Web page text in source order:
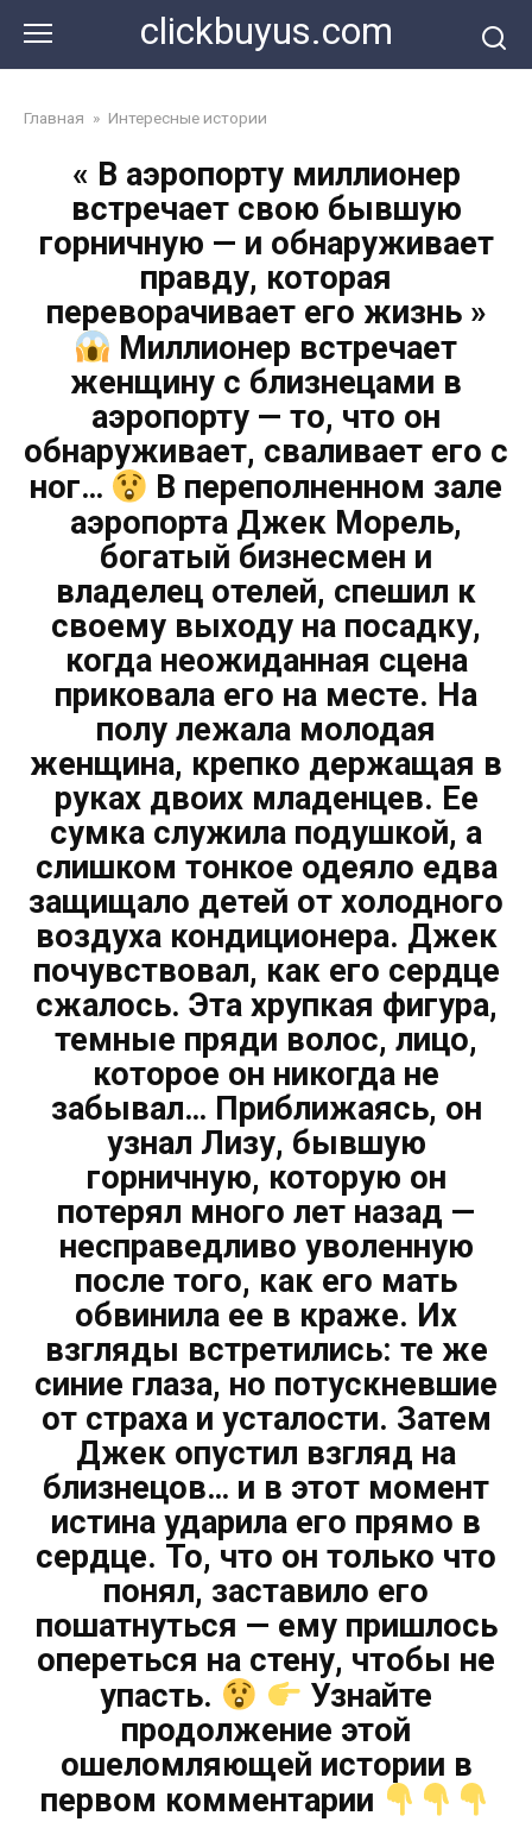
контенту
clickbuyus.com
Главная » Интересные истории
« В аэропорту миллионер
встречает свою бывшую
горничную — и обнаруживает
правду, которая
переворачивает его жизнь »
Миллионер встречает
женщину с близнецами в
аэропорту — то, что он
обнаруживает, сваливает его с
ног…
В переполненном зале
аэропорта Джек Морель,
богатый бизнесмен и
владелец отелей, спешил к
своему выходу на посадку,
когда неожиданная сцена
приковала его на месте. На
полу лежала молодая
женщина, крепко держащая в
руках двоих младенцев. Ее
сумка служила подушкой, а
слишком тонкое одеяло едва
защищало детей от холодного
воздуха кондиционера. Джек
почувствовал, как его сердце
сжалось. Эта хрупкая фигура,
темные пряди волос, лицо,
которое он никогда не
забывал… Приближаясь, он
узнал Лизу, бывшую
горничную, которую он
потерял много лет назад —
несправедливо уволенную
после того, как его мать
обвинила ее в краже. Их
взгляды встретились: те же
синие глаза, но потускневшие
от страха и усталости. Затем
Джек опустил взгляд на
близнецов… и в этот момент
истина ударила его прямо в
сердце. То, что он только что
понял, заставило его
пошатнуться — ему пришлось
опереться на стену, чтобы не
упасть.
Узнайте
продолжение этой
ошеломляющей истории в
первом комментарии